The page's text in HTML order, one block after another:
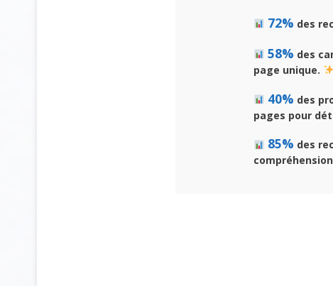
72% des
58% des
page unique.
40% des
pages pour
85% des